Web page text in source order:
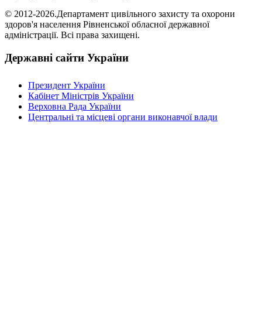
© 2012-2026.Департамент цивільного захисту та охорони
здоров'я населення Рівненської обласної державної
адміністрації. Всі права захищені.
Державні сайти України
Президент України
Кабінет Міністрів України
Верховна Рада України
Центральні та місцеві органи виконавчої влади